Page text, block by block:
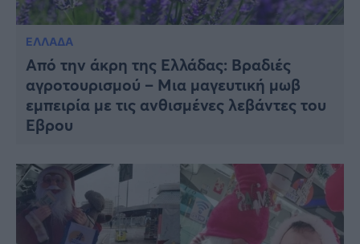
ΕΛΛΑΔΑ
Από την άκρη της Ελλάδας: Βραδιές
αγροτουρισμού – Μια μαγευτική μωβ
εμπειρία με τις ανθισμένες λεβάντες του
Έβρου